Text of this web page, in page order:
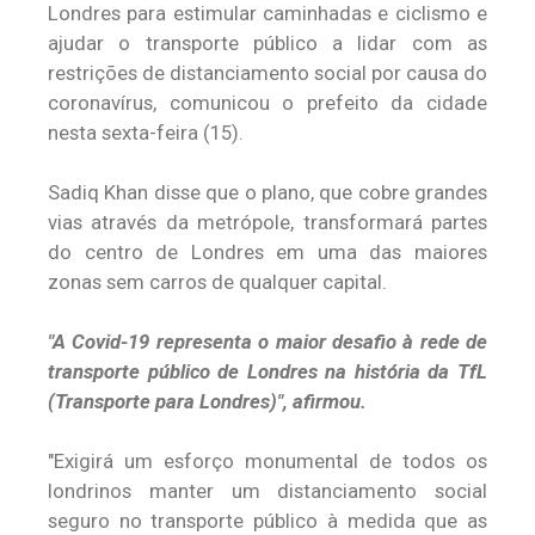
Londres para estimular caminhadas e ciclismo e
ajudar o transporte público a lidar com as
restrições de distanciamento social por causa do
coronavírus, comunicou o prefeito da cidade
nesta sexta-feira (15).
Sadiq Khan disse que o plano, que cobre grandes
vias através da metrópole, transformará partes
do centro de Londres em uma das maiores
zonas sem carros de qualquer capital.
"A Covid-19 representa o maior desafio à rede de
transporte público de Londres na história da TfL
(Transporte para Londres)", afirmou.
"Exigirá um esforço monumental de todos os
londrinos manter um distanciamento social
seguro no transporte público à medida que as